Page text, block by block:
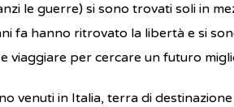
le guerre) si sono trovati soli in
fa hanno ritrovato la libertà e si
viaggiare per cercare un futuro
venuti in Italia, terra di